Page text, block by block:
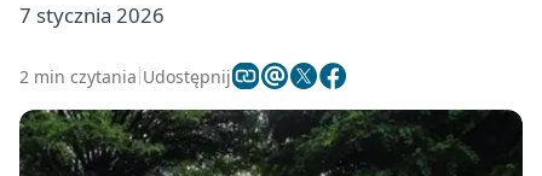
7 stycznia 2026
2 min czytania Udostępnij